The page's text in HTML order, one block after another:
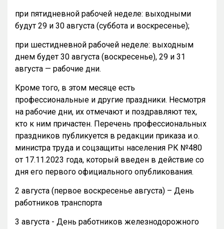
при пятидневной рабочей неделе: выходными
будут 29 и 30 августа (суббота и воскресенье);
при шестидневной рабочей неделе: выходным
днем будет 30 августа (воскресенье), 29 и 31
августа — рабочие дни.
Кроме того, в этом месяце есть
профессиональные и другие праздники. Несмотря
на рабочие дни, их отмечают и поздравляют тех,
кто к ним причастен. Перечень профессиональных
праздников публикуется в редакции приказа и.о.
министра труда и соцзащиты населения РК №480
от 17.11.2023 года, который введен в действие со
дня его первого официального опубликования.
2 августа (первое воскресенье августа) – День
работников транспорта
3 августа - День работников железнодорожного